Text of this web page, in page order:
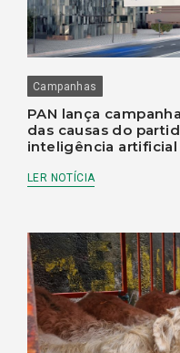
Campanhas
PAN lança
das causas do
inteligência artificial
LER NOTÍCIA